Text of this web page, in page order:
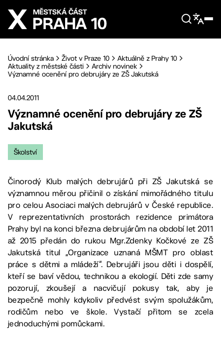
Přejít na hlavní obsah
Úvodní stránka Život v Praze 10
Aktuálně z Prahy 10
Aktuality z městské části
Archiv novinek
Významné ocenění pro debrujáry ze ZŠ Jakutská
04.04.2011
Významné ocenění pro debrujáry ze ZŠ
Jakutská
Školství
Činorodý Klub malých debrujárů při ZŠ Jakutská se
významnou měrou přičinil o získání mimořádného titulu
pro celou Asociaci malých debrujárů v České republice.
V reprezentativních prostorách rezidence primátora
Prahy byl na konci března debrujárům na období let 2011
až 2015 předán do rukou Mgr.Zdenky Kočkové ze ZŠ
Jakutská titul „Organizace uznaná MŠMT pro oblast
práce s dětmi a mládeží“. Debrujáři jsou děti i dospělí,
kteří se baví vědou, technikou a ekologií. Děti zde samy
pozorují, zkoušejí a nacvičují pokusy tak, aby je
bezpečně mohly kdykoliv předvést svým spolužákům,
rodičům nebo ve škole. Vystačí přitom se zcela
jednoduchými pomůckami.